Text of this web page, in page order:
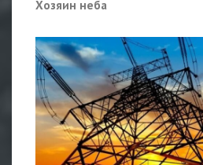
Хозяин неба